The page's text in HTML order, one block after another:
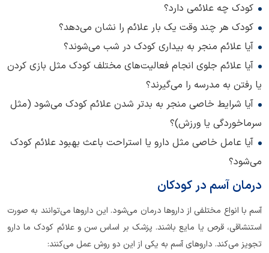
کودک چه علائمی دارد؟
کودک هر چند وقت یک بار علائم را نشان می‌دهد؟
آیا علائم منجر به بیداری کودک در شب می‌شوند؟
آیا علائم جلوی انجام فعالیت‌های مختلف کودک مثل بازی کردن
یا رفتن به مدرسه را می‌گیرند؟
آیا شرایط خاصی منجر به بدتر شدن علائم کودک می‌شود (مثل
سرماخوردگی یا ورزش)؟
آیا عامل خاصی مثل دارو یا استراحت باعث بهبود علائم کودک
می‌شود؟
درمان آسم در کودکان
آسم با انواع مختلفی از داروها درمان می‌شود. این داروها می‌توانند به صورت
استنشاقی، قرص یا مایع باشند. پزشک بر اساس سن و علائم کودک ما دارو
تجویز می‌کند. داروهای آسم به یکی از این دو روش عمل می‌کنند: